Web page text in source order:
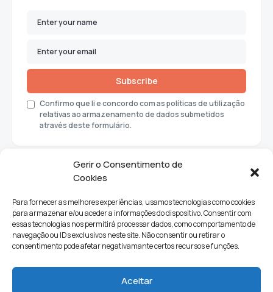
Gerir o Consentimento de
Cookies
Para fornecer as melhores experiências, usamos tecnologias como cookies
para armazenar e/ou aceder a informações do dispositivo. Consentir com
essas tecnologias nos permitirá processar dados, como comportamento de
navegação ou IDs exclusivos neste site. Não consentir ou retirar o
consentimento pode afetar negativamante certos recursos e funções.
Aceitar
Subscribe
Confirmo que li e concordo com as políticas de utilização
relativas ao armazenamento de dados submetidos
através deste formulário.
Ciências e Tecnologia